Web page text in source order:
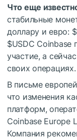
Что еще
стабильные
доллару и евро:
$USDC Coinbase
участие, а
своих операциях.
В письме
что изменения
платформ,
Coinbase Europe
Компания